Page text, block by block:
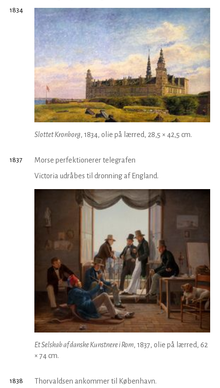
1834
Slottet Kronborg, 1834, olie på lærred, 28,5 × 42,5 cm.
1837
Morse perfektionerer telegrafen
Victoria udråbes til dronning af England.
Et Selskab af danske Kunstnere i Rom, 1837, olie på lærred, 62
× 74 cm.
1838 Thorvaldsen ankommer til København.